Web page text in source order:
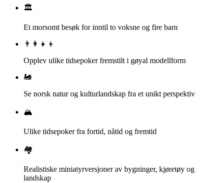
🏛️
Et morsomt besøk for inntil to voksne og fire barn
👨‍👩‍👧‍👦
Opplev ulike tidsepoker fremstilt i gøyal modellform
🚂
Se norsk natur og kulturlandskap fra et unikt perspektiv
🏔️
Ulike tidsepoker fra fortid, nåtid og fremtid
🏘️
Realistiske miniatyrversjoner av bygninger, kjøretøy og
landskap